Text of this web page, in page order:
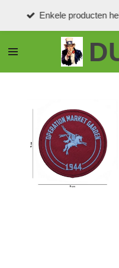
de
Enkele producten